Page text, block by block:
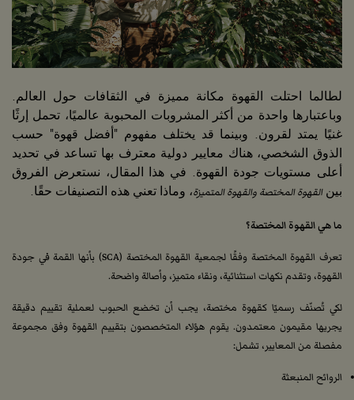
لطالما احتلت القهوة مكانة مميزة في الثقافات حول العالم.
وباعتبارها واحدة من أكثر المشروبات المحبوبة عالميًا، تحمل إرثًا
غنيًا يمتد لقرون. وبينما قد يختلف مفهوم "أفضل قهوة" حسب
الذوق الشخصي، هناك معايير دولية معترف بها تساعد في تحديد
أعلى مستويات جودة القهوة. في هذا المقال، نستعرض الفروق
بينالقهوة المختصة والقهوة المتميزة، وماذا تعني هذه التصنيفات حقًا.
ما هي القهوة المختصة؟
تعرف القهوة المختصة وفقًا لجمعية القهوة المختصة (SCA) بأنها القمة في جودة
القهوة، وتقدم نكهات استثنائية، ونقاء متميز، وأصالة واضحة.
لكي تُصنّف رسميًا كقهوة مختصة، يجب أن تخضع الحبوب لعملية تقييم دقيقة
يجريها مقيمون معتمدون. يقوم هؤلاء المتخصصون بتقييم القهوة وفق مجموعة
مفصلة من المعايير، تشمل:
الروائح المنبعثة